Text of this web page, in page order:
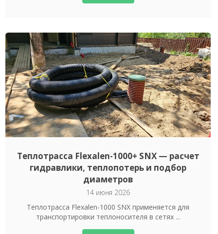
Теплотрасса Flexalen-1000+ SNX — расчет
гидравлики, теплопотерь и подбор
диаметров
14 июня 2026
Теплотрасса Flexalen-1000 SNX применяется для
транспортировки теплоносителя в сетях ...